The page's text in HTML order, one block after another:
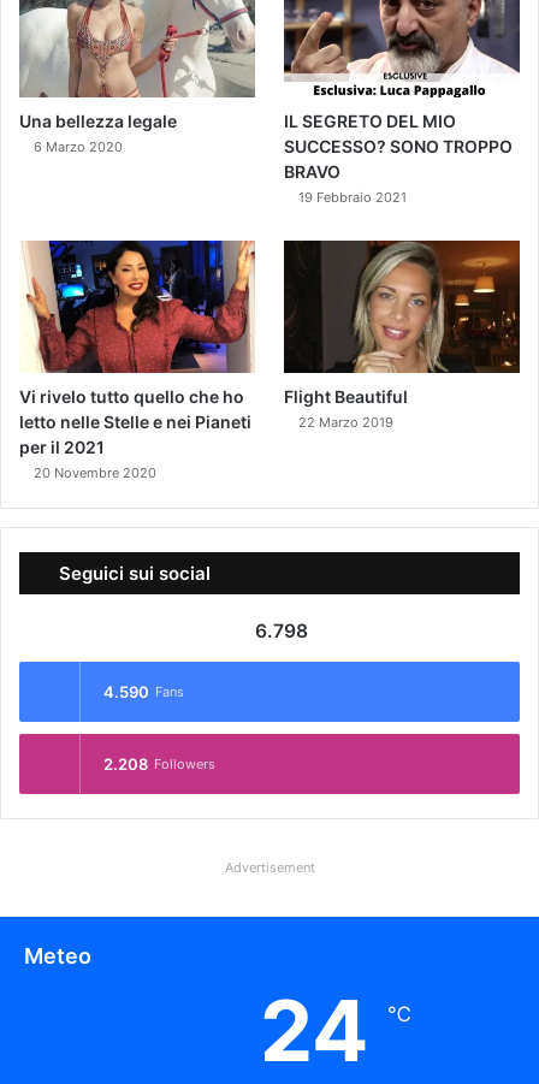
Una bellezza legale
6 Marzo 2020
IL SEGRETO DEL MIO
SUCCESSO? SONO TROPPO
BRAVO
19 Febbraio 2021
Vi rivelo tutto quello che ho
letto nelle Stelle e nei Pianeti
per il 2021
20 Novembre 2020
Flight Beautiful
22 Marzo 2019
Seguici sui social
6.798
4.590 Fans
2.208 Followers
Advertisement
Meteo
24 ℃